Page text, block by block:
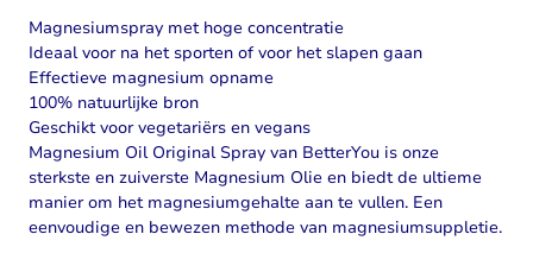
Magnesiumspray met hoge concentratie
Ideaal voor na het sporten of voor het slapen gaan
Effectieve magnesium opname
100% natuurlijke bron
Geschikt voor vegetariërs en vegans
Magnesium Oil Original Spray van BetterYou is onze
sterkste en zuiverste Magnesium Olie en biedt de ultieme
manier om het magnesiumgehalte aan te vullen. Een
eenvoudige en bewezen methode van magnesiumsuppletie.